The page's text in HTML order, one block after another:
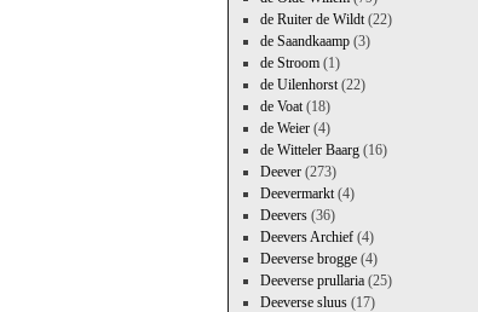
de Ruiter de Wildt(22)
de Saandkaamp(3)
de Stroom(1)
de Uilenhorst(22)
de Voat(18)
de Weier(4)
de Witteler Baarg(16)
Deever(273)
Deevermarkt(4)
Deevers(36)
Deevers Archief(4)
Deeverse brogge(4)
Deeverse prullaria(25)
Deeverse sluus(17)